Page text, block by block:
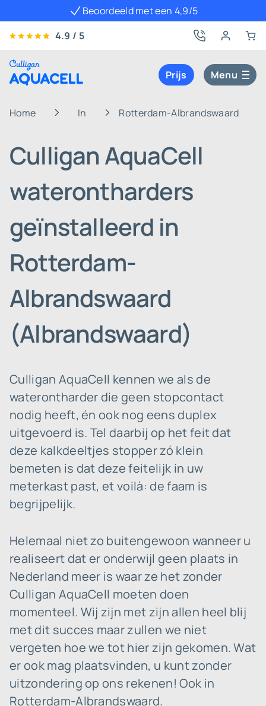
Beoordeeld met een 4,9/5
4.9 / 5
Prijs Menu
Home In Rotterdam-Albrandswaard
Culligan AquaCell
waterontharders
geïnstalleerd in
Rotterdam-
Albrandswaard
(Albrandswaard)
Culligan AquaCell kennen we als de
waterontharder die geen stopcontact
nodig heeft, én ook nog eens duplex
uitgevoerd is. Tel daarbij op het feit dat
deze kalkdeeltjes stopper zó klein
bemeten is dat deze feitelijk in uw
meterkast past, et voilà: de faam is
begrijpelijk.
Helemaal niet zo buitengewoon wanneer u
realiseert dat er onderwijl geen plaats in
Nederland meer is waar ze het zonder
Culligan AquaCell moeten doen
momenteel. Wij zijn met zijn allen heel blij
met dit succes maar zullen we niet
vergeten hoe we tot hier zijn gekomen. Wat
er ook mag plaatsvinden, u kunt zonder
uitzondering op ons rekenen! Ook in
Rotterdam-Albrandswaard.